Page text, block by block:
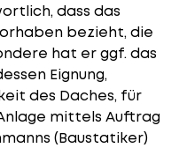
dass das
bezieht, die
hat er ggf. das
Eignung,
des Daches, für
mittels Auftrag
(Baustatiker)